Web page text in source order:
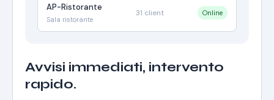
AP-Ristorante
Sala ristorante
31 client Online
Avvisi immediati, intervento
rapido.